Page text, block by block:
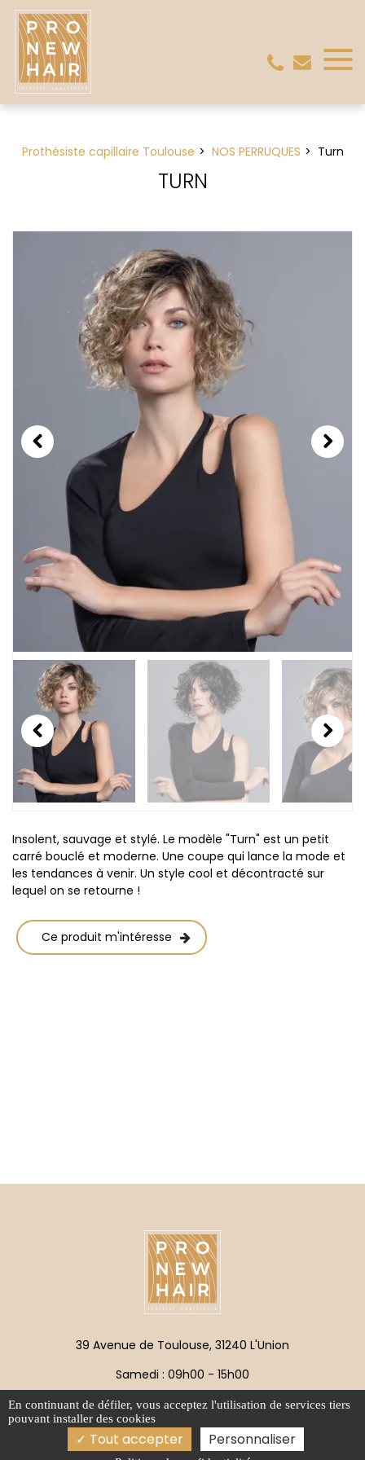
Prothésiste capillaire Toulouse NOS PERRUQUES Turn
TURN
Previous Next
Insolent, sauvage et stylé. Le modèle "Turn" est un petit
carré bouclé et moderne. Une coupe qui lance la mode et
les tendances à venir. Un style cool et décontracté sur
lequel on se retourne !
Ce produit m'intéresse
39 Avenue de Toulouse, 31240 L'Union
Samedi : 09h00 - 15h00
pro.new.hair@orange.fr
05 61 35 76 02
Panneau de gestion des cookies
En continuant de défiler, vous acceptez l'utilisation de services tiers
pouvant installer des cookies
Tout accepter Personnaliser